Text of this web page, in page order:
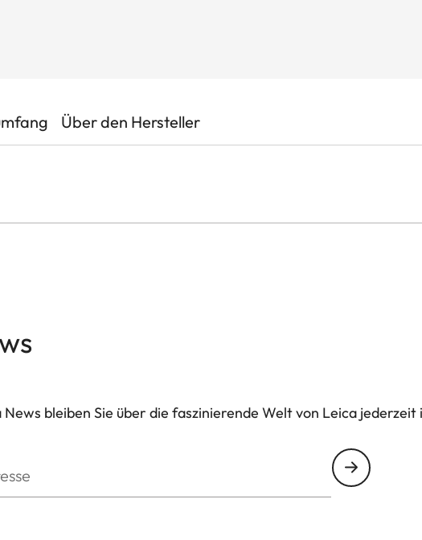
Über den Hersteller
News bleiben Sie über die faszinierende Welt von Leica